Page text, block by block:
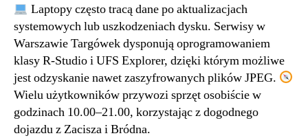
Laptopy często tracą dane po aktualizacjach
systemowych lub uszkodzeniach dysku. Serwisy w
Warszawie Targówek dysponują oprogramowaniem
klasy R-Studio i UFS Explorer, dzięki którym możliwe
jest odzyskanie nawet zaszyfrowanych plików JPEG.
Wielu użytkowników przywozi sprzęt osobiście w
godzinach 10.00–21.00, korzystając z dogodnego
dojazdu z Zacisza i Bródna.